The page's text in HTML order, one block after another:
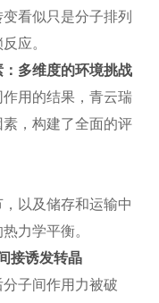
看似只是分子排列
应。
多维度的环境挑战
用的结果，青云瑞
，构建了全面的评
以及储存和运输中
力学平衡。
接诱发转晶
子间作用力被破